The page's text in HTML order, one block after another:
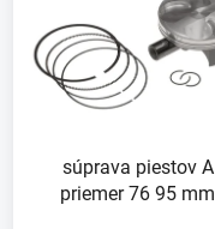
súprava piestov A
priemer 76 95 mm